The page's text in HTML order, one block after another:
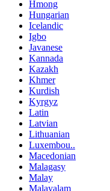
Hmong
Hungarian
Icelandic
Igbo
Javanese
Kannada
Kazakh
Khmer
Kurdish
Kyrgyz
Latin
Latvian
Lithuanian
Luxembou..
Macedonian
Malagasy
Malay
Malayalam